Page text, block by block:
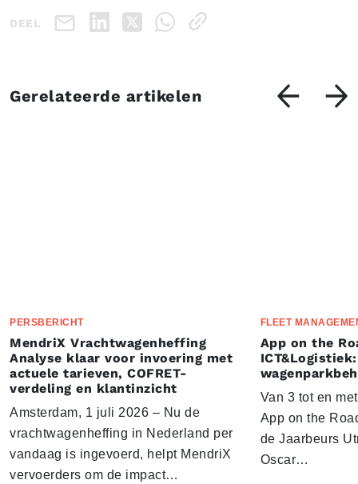
DEEL
Gerelateerde artikelen
PERSBERICHT
MendriX Vrachtwagenheffing
Analyse klaar voor invoering met
actuele tarieven, COFRET-
verdeling en klantinzicht
Amsterdam, 1 juli 2026 – Nu de
vrachtwagenheffing in Nederland per
vandaag is ingevoerd, helpt MendriX
vervoerders om de impact…
FLEET
App on the
Van 3 tot en
App on the
de Jaarbeurs
Oscar…